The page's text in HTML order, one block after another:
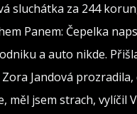
sluchátka za 244
Panem: Čepelka
a auto nikde.
Zora Jandová
měl jsem strach, vylíčil